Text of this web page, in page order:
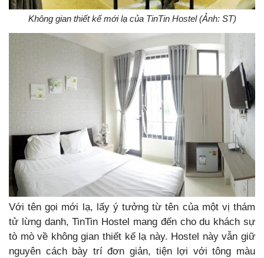
Không gian thiết kế mới lạ của TinTin Hostel (Ảnh: ST)
Với tên gọi mới lạ, lấy ý tưởng từ tên của một vị thám
tử lừng danh, TinTin Hostel mang đến cho du khách sự
tò mò về không gian thiết kế lạ này. Hostel này vẫn giữ
nguyên cách bày trí đơn giản, tiện lợi với tông màu